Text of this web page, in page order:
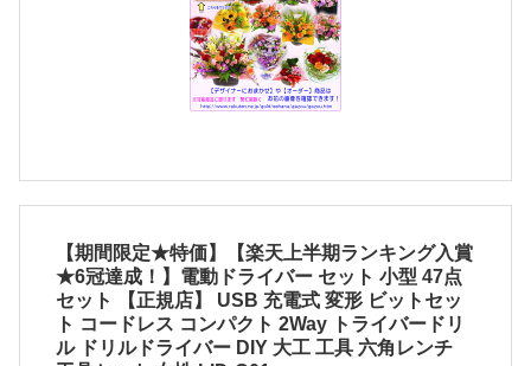
【期間限定★特価】【楽天上半期ランキング入賞
★6冠達成！】電動ドライバー セット 小型 47点
セット 【正規店】 USB 充電式 変形 ビットセッ
ト コードレス コンパクト 2Way トライバードリ
ル ドリルドライバー DIY 大工 工具 六角レンチ